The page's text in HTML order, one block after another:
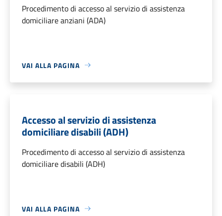
Procedimento di accesso al servizio di assistenza
domiciliare anziani (ADA)
VAI ALLA PAGINA
Accesso al servizio di assistenza
domiciliare disabili (ADH)
Procedimento di accesso al servizio di assistenza
domiciliare disabili (ADH)
VAI ALLA PAGINA